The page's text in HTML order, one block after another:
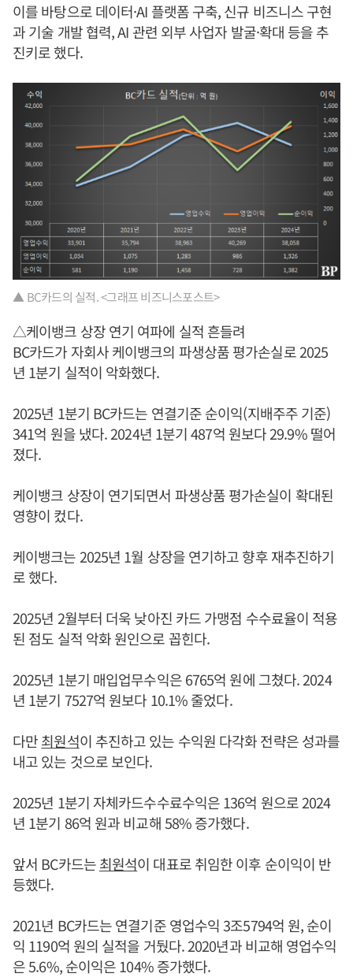
이를 바탕으로 데이터·AI 플랫폼 구축, 신규 비즈니스 구현
과 기술 개발 협력, AI 관련 외부 사업자 발굴·확대 등을 추
진키로 했다.
▲ BC카드의 실적. <그래프 비즈니스포스트>
△케이뱅크 상장 연기 여파에 실적 흔들려
BC카드가 자회사 케이뱅크의 파생상품 평가손실로 2025
년 1분기 실적이 악화했다.
2025년 1분기 BC카드는 연결기준 순이익(지배주주 기준)
341억 원을 냈다. 2024년 1분기 487억 원보다 29.9% 떨어
졌다.
케이뱅크 상장이 연기되면서 파생상품 평가손실이 확대된
영향이 컸다.
케이뱅크는 2025년 1월 상장을 연기하고 향후 재추진하기
로 했다.
2025년 2월부터 더욱 낮아진 카드 가맹점 수수료율이 적용
된 점도 실적 악화 원인으로 꼽힌다.
2025년 1분기 매입업무수익은 6765억 원에 그쳤다. 2024
년 1분기 7527억 원보다 10.1% 줄었다.
다만최원석이 추진하고 있는 수익원 다각화 전략은 성과를
내고 있는 것으로 보인다.
2025년 1분기 자체카드수수료수익은 136억 원으로 2024
년 1분기 86억 원과 비교해 58% 증가했다.
앞서 BC카드는최원석이 대표로 취임한 이후 순이익이 반
등했다.
2021년 BC카드는 연결기준 영업수익 3조5794억 원, 순이
익 1190억 원의 실적을 거뒀다. 2020년과 비교해 영업수익
은 5.6%, 순이익은 104% 증가했다.